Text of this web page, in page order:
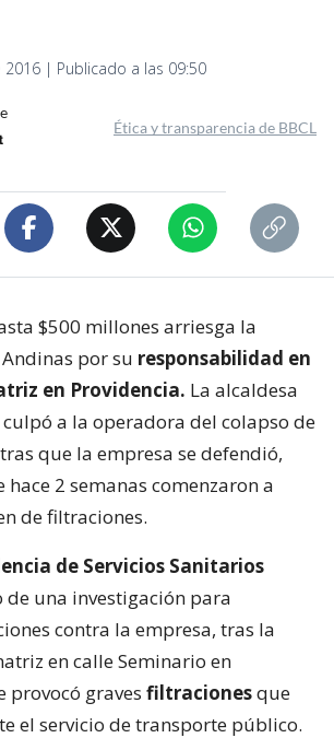
| Publicado a las 09:50
Ética y transparencia de BBCL
$500 millones arriesga la
por su responsabilidad en
en Providencia. La alcaldesa
culpó a la operadora del colapso de
que la empresa se defendió,
2 semanas comenzaron a
de filtraciones.
de Servicios Sanitarios
una investigación para
contra la empresa, tras la
en calle Seminario en
provocó graves filtracionesque
el servicio de transporte público.